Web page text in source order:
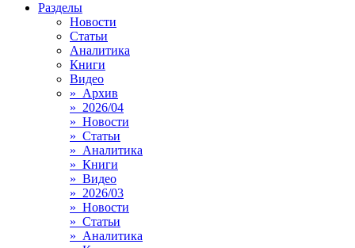
Разделы
Новости
Статьи
Аналитика
Книги
Видео
» Архив
» 2026/04
» Новости
» Статьи
» Аналитика
» Книги
» Видео
» 2026/03
» Новости
» Статьи
» Аналитика